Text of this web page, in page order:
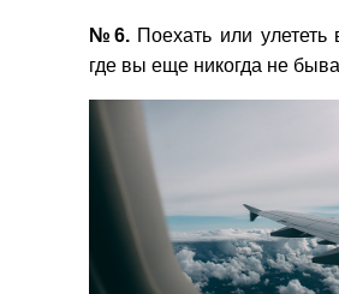
№6.Поехать или улететь
где вы еще никогда не